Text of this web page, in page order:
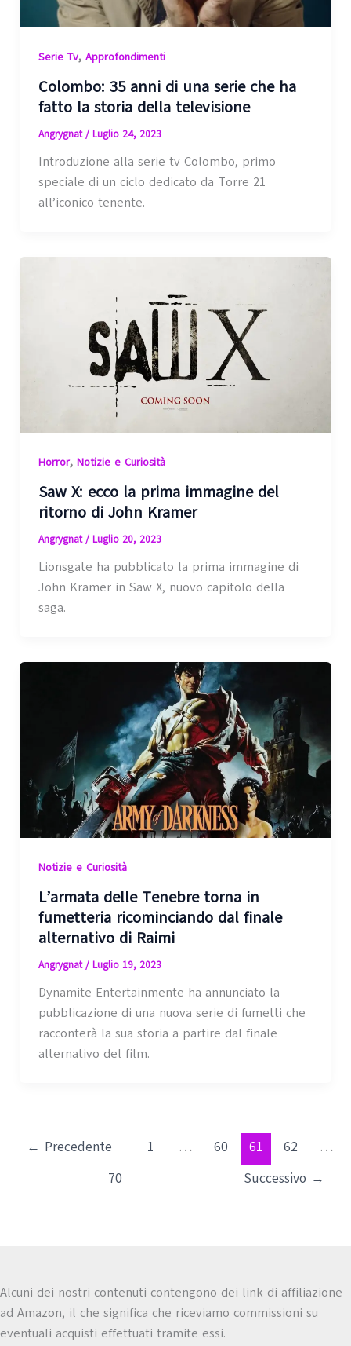
Serie Tv, Approfondimenti
Colombo: 35 anni di una serie che ha
fatto la storia della televisione
Angrygnat/ Luglio 24, 2023
Introduzione alla serie tv Colombo, primo
speciale di un ciclo dedicato da Torre 21
all’iconico tenente.
Horror, Notizie e Curiosità
Saw X: ecco la prima immagine del
ritorno di John Kramer
Angrygnat/ Luglio 20, 2023
Lionsgate ha pubblicato la prima immagine di
John Kramer in Saw X, nuovo capitolo della
saga.
Notizie e Curiosità
L’armata delle Tenebre torna in
fumetteria ricominciando dal finale
alternativo di Raimi
Angrygnat/ Luglio 19, 2023
Dynamite Entertainmente ha annunciato la
pubblicazione di una nuova serie di fumetti che
racconterà la sua storia a partire dal finale
alternativo del film.
← Precedente 1 … 60 61 62
…
70
Successivo →
Alcuni dei nostri contenuti contengono dei link di affiliazione
ad Amazon, il che significa che riceviamo commissioni su
eventuali acquisti effettuati tramite essi.